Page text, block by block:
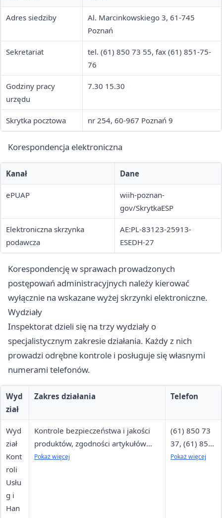
Adres siedziby
Al. Marcinkowskiego 3, 61-745
Poznań
Sekretariat
tel. (61) 850 73 55, fax (61) 851-75-
76
Godziny pracy
urzędu
7.30 15.30
Skrytka pocztowa nr 254, 60-967 Poznań 9
Korespondencja elektroniczna
Kanał Dane
ePUAP
wiih-poznan-
gov/SkrytkaESP
Elektroniczna skrzynka
podawcza
AE:PL-83123-25913-
ESEDH-27
Korespondencję w sprawach prowadzonych
postępowań administracyjnych należy kierować
wyłącznie na wskazane wyżej skrzynki elektroniczne.
Wydziały
Inspektorat dzieli się na trzy wydziały o
specjalistycznym zakresie działania. Każdy z nich
prowadzi odrębne kontrole i posługuje się własnymi
numerami telefonów.
Wyd
ział
Zakres działania Telefon
Wyd
ział
Kont
roli
Usłu
g i
Han
Kontrole bezpieczeństwa i jakości
produktów, zgodności artykułów
nieżywnościowych z przepisami,
Pokaż więcej
(61) 850 73
37, (61) 850
73 54, (61)
Pokaż więcej